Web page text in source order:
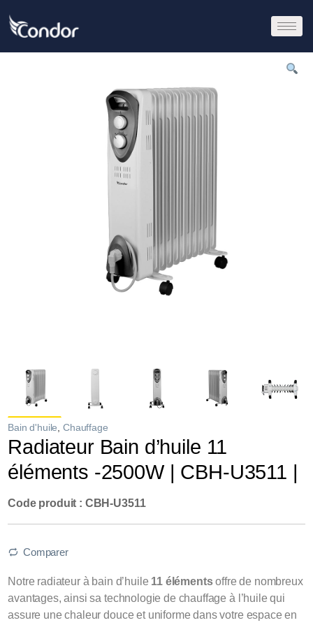
Bain d'huile Chauffage
Radiateur Bain d’huile 11
éléments -2500W | CBH-U3511 |
Code produit : CBH-U3511
Comparer
Notre radiateur à bain d’huile 11 élémentsoffre de nombreux
avantages, ainsi sa technologie de chauffage à l’huile qui
assure une chaleur douce et uniforme dans votre espace en